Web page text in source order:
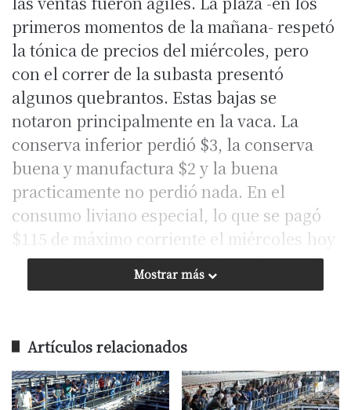
primeros momentos de la mañana- respetó
la tónica de precios del miércoles, pero
con el correr de la subasta presentó
algunos quebrantos. Estas bajas se
notaron principalmente en la vaca. La
conserva inferior perdió $3, la conserva
buena y manufactura $2 y la buena
practicamente no perdió nada. En el
consumo liviano especial, lo que se pagó
$115 de máximo corriente el miércoles hoy
se pagó $114. Hubo un máximo destacado
por machos de 320 kilos a $119 y por
Fuente: Delsector.com
Mostrar más
Artículos relacionados